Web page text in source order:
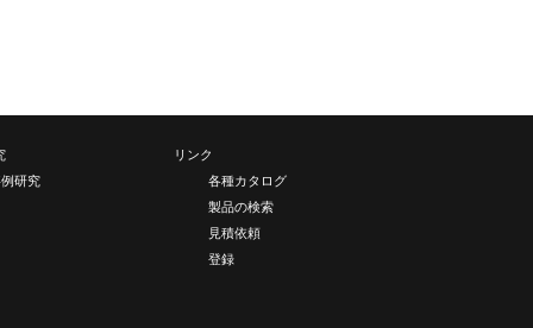
研究
リンク
各種カタログ
製品の検索
見積依頼
登録